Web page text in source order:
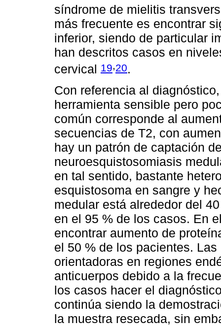
síndrome de mielitis
más frecuente es encontrar
inferior, siendo de particular
han descritos casos en
cervical 19,20.
Con referencia al
herramienta sensible pero
común corresponde al
secuencias de T2, con
hay un patrón de captación
neuroesquistosomiasis
en tal sentido, bastante
esquistosoma en sangre y
medular está alrededor del
en el 95 % de los casos. En
encontrar aumento de
el 50 % de los pacientes.
orientadoras en regiones
anticuerpos debido a la
los casos hacer el
continúa siendo la
la muestra resecada, sin